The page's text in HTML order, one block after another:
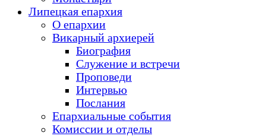
Липецкая епархия
О епархии
Викарный архиерей
Биография
Служение и встречи
Проповеди
Интервью
Послания
Епархиальные события
Комиссии и отделы